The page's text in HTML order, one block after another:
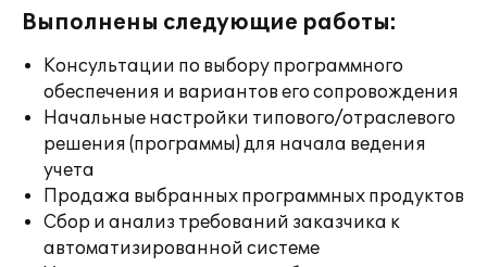
Выполнены следующие работы:
Консультации по выбору программного
обеспечения и вариантов его сопровождения
Начальные настройки типового/отраслевого
решения (программы) для начала ведения
учета
Продажа выбранных программных продуктов
Сбор и анализ требований заказчика к
автоматизированной системе